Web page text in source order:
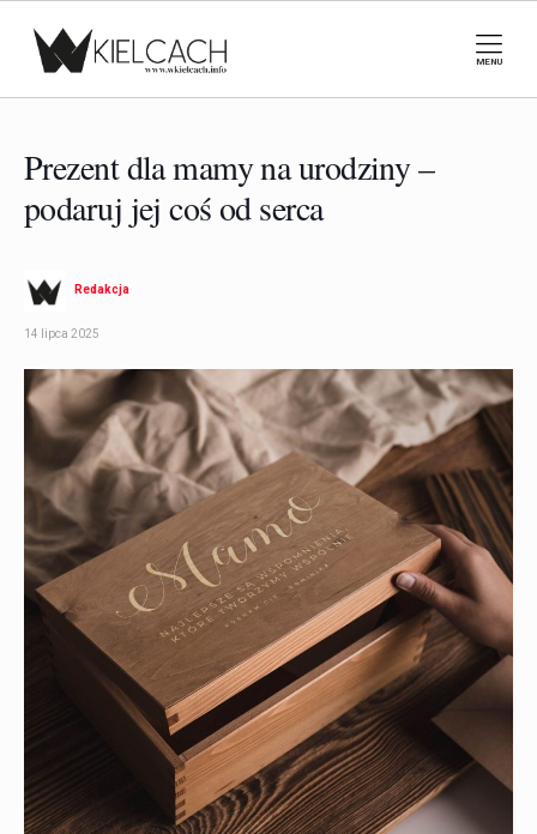
MENU
Prezent dla mamy na urodziny –
podaruj jej coś od serca
Redakcja
14 lipca 2025